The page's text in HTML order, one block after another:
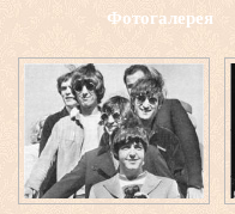
Фотогалерея